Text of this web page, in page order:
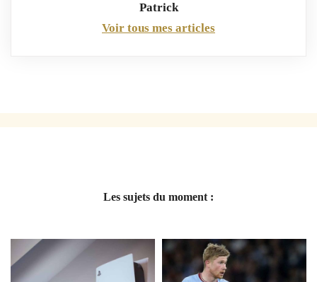
Patrick
Voir tous mes articles
Les sujets du moment :